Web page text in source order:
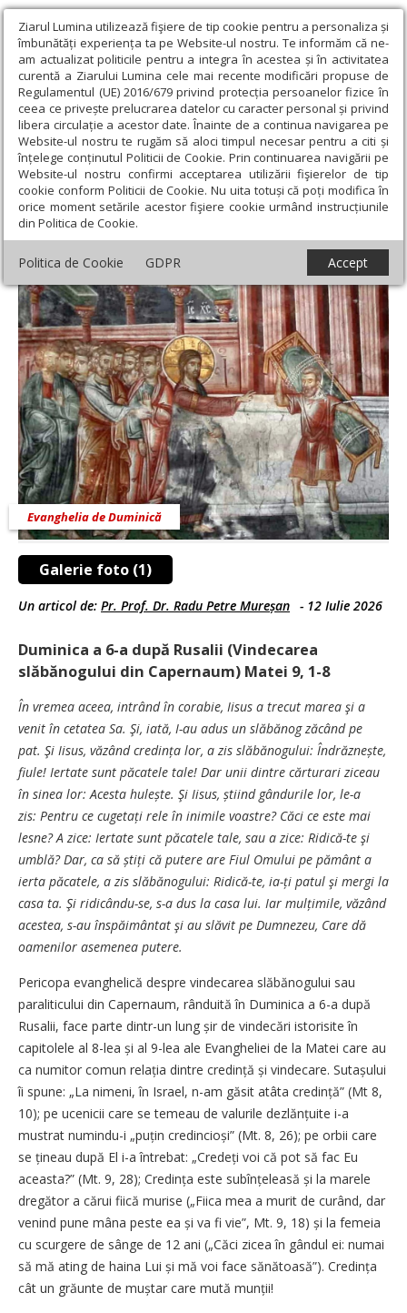
Ziarul Lumina utilizează fişiere de tip cookie pentru a personaliza și
îmbunătăți experiența ta pe Website-ul nostru. Te informăm că ne-
am actualizat politicile pentru a integra în acestea și în activitatea
curentă a Ziarului Lumina cele mai recente modificări propuse de
Regulamentul (UE) 2016/679 privind protecția persoanelor fizice în
ceea ce privește prelucrarea datelor cu caracter personal și privind
libera circulație a acestor date. Înainte de a continua navigarea pe
Website-ul nostru te rugăm să aloci timpul necesar pentru a citi și
înțelege conținutul Politicii de Cookie. Prin continuarea navigării pe
Website-ul nostru confirmi acceptarea utilizării fişierelor de tip
cookie conform Politicii de Cookie. Nu uita totuși că poți modifica în
orice moment setările acestor fişiere cookie urmând instrucțiunile
din Politica de Cookie.
Politica de Cookie GDPR Accept
Ziarul Lumina › Teologie și spiritualitate ›
Evanghelia de
Duminică › Vindecarea slăbănogului, o bucurie dincolo de
persoanele care l-au adus
Vindecarea slăbănogului, o bucurie dincolo
de persoanele care l-au adus
Galerie foto (1)
Evanghelia de Duminică
Un articol de: Pr. Prof. Dr. Radu Petre Mureșan - 12 Iulie 2026
Duminica a 6-a după Rusalii (Vindecarea
slăbănogului din Capernaum) Matei 9, 1-8
În vremea aceea, intrând în corabie, Iisus a trecut marea şi a
venit în cetatea Sa. Şi, iată, I-au adus un slăbănog zăcând pe
pat. Şi Iisus, văzând credința lor, a zis slăbănogului: Îndrăznește,
fiule! Iertate sunt păcatele tale! Dar unii dintre cărturari ziceau
în sinea lor: Acesta hulește. Şi Iisus, știind gândurile lor, le-a
zis: Pentru ce cugetați rele în inimile voastre? Căci ce este mai
lesne? A zice: Iertate sunt păcatele tale, sau a zice: Ridică-te şi
umblă? Dar, ca să știți că putere are Fiul Omului pe pământ a
ierta păcatele, a zis slăbăno­gului: Ridică-te, ia-ți patul şi mergi la
casa ta. Şi ridi­cându-se, s-a dus la casa lui. Iar mulți­mile, văzând
acestea, s-au înspăi­mântat şi au slăvit pe Dum­nezeu, Care dă
oamenilor asemenea putere.
Pericopa evanghelică despre vindecarea slăbănogului sau
paraliticului din Capernaum, rânduită în Duminica a 6-a după
Rusalii, face parte dintr-un lung șir de vindecări istorisite în
capitolele al 8-lea și al 9-lea ale Evangheliei de la Matei care au
ca numitor comun relația dintre credință și vindecare. Sutașului
îi spune: „La nimeni, în Israel, n-am găsit atâta credință” (Mt 8,
10); pe ucenicii care se temeau de valurile dezlănțuite i-a
mustrat numindu-i „puțin credincioși” (Mt. 8, 26); pe orbii care
se țineau după El i-a întrebat: „Credeți voi că pot să fac Eu
aceasta?” (Mt. 9, 28); Credința este subînțeleasă și la marele
dregător a cărui fiică murise („Fiica mea a murit de curând, dar
venind pune mâna peste ea și va fi vie”, Mt. 9, 18) și la femeia
cu scurgere de sânge de 12 ani („Căci zicea în gândul ei: numai
să mă ating de haina Lui și mă voi face sănătoasă”). Credința
cât un grăunte de muștar care mută munții!